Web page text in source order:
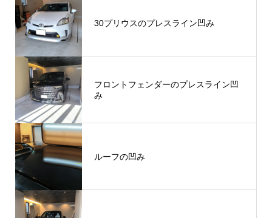
30プリウスのプレスライン凹み
フロントフェンダーのプレスライン凹
み
ルーフの凹み